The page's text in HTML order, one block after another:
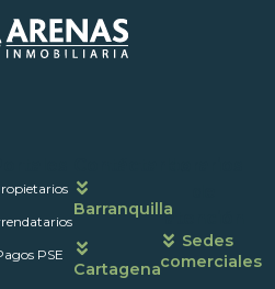
PSE
Barranquilla
Cartagena
atención
Sedes
comerciales